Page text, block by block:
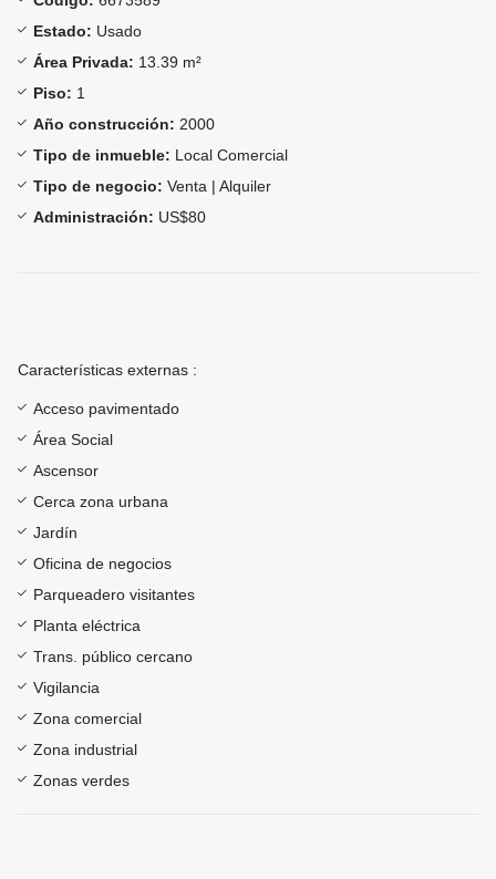
Estado: Usado
Área Privada: 13.39 m²
Piso: 1
Año construcción: 2000
Tipo de inmueble: Local Comercial
Tipo de negocio: Venta | Alquiler
Administración: US$80
Características externas :
Acceso pavimentado
Área Social
Ascensor
Cerca zona urbana
Jardín
Oficina de negocios
Parqueadero visitantes
Planta eléctrica
Trans. público cercano
Vigilancia
Zona comercial
Zona industrial
Zonas verdes